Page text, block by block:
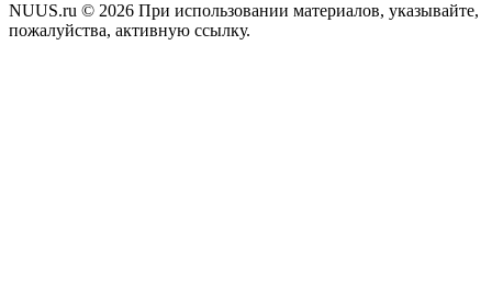
NUUS.ru © 2026 При использовании материалов, указывайте,
пожалуйства, активную ссылку.